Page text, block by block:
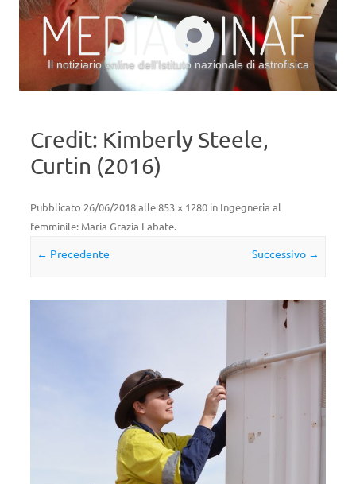
Il notiziario online dell’Istituto nazionale di astrofisica
Credit: Kimberly Steele,
Curtin (2016)
Pubblicato 26/06/2018alle853 × 1280 in Ingegneria al
femminile: Maria Grazia Labate.
← Precedente Successivo →